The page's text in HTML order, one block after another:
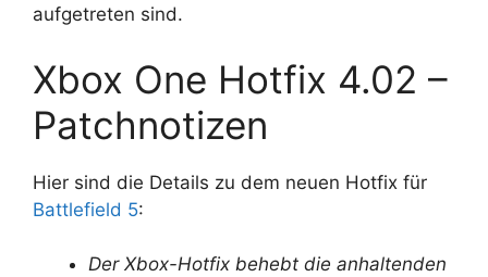
aufgetreten sind.
Xbox One Hotfix 4.02 –
Patchnotizen
Hier sind die Details zu dem neuen Hotfix für
Battlefield 5:
Der Xbox-Hotfix behebt die anhaltenden